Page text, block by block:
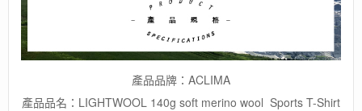
產品品牌：ACLIMA
產品品名：LIGHTWOOL 140g soft merino wool Sports T-Shirt